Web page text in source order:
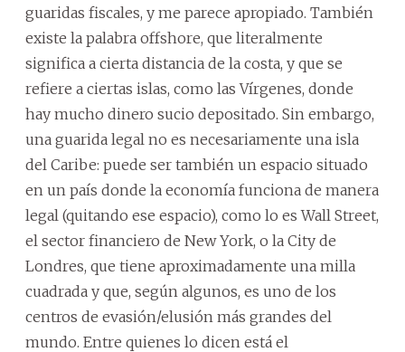
guaridas fiscales, y me parece apropiado. También
existe la palabra offshore, que literalmente
significa a cierta distancia de la costa, y que se
refiere a ciertas islas, como las Vírgenes, donde
hay mucho dinero sucio depositado. Sin embargo,
una guarida legal no es necesariamente una isla
del Caribe: puede ser también un espacio situado
en un país donde la economía funciona de manera
legal (quitando ese espacio), como lo es Wall Street,
el sector financiero de New York, o la City de
Londres, que tiene aproximadamente una milla
cuadrada y que, según algunos, es uno de los
centros de evasión/elusión más grandes del
mundo. Entre quienes lo dicen está el